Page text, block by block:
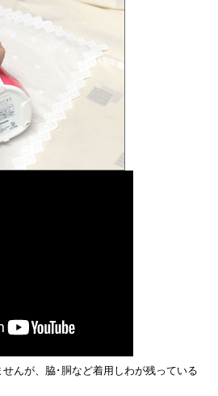
んが、脇･胴など着用しわが残っている